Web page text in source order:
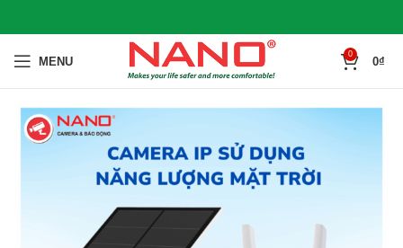
MENU
0
0₫